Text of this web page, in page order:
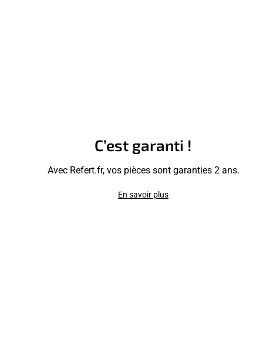
C’est garanti !
Avec Refert.fr, vos pièces sont garanties 2 ans.
En savoir plus